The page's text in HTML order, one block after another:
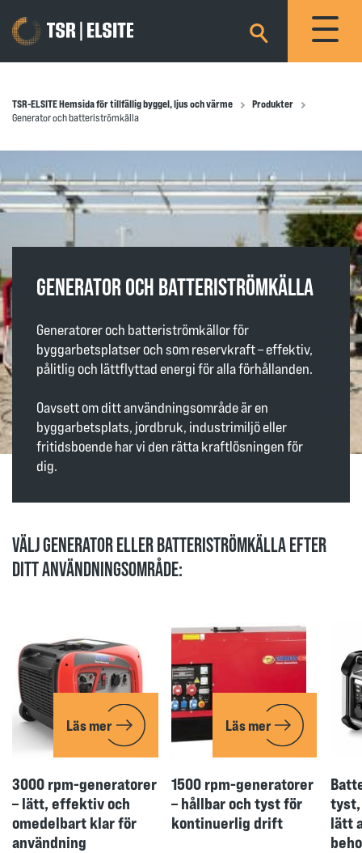
×
TSR-ELSITE Hemsida för tillfällig byggel, ljus och värme
Produkter
Generator och batteriströmkälla
GENERATOR OCH BATTERISTRÖMKÄLLA
Generatorer och batteriströmkällor för
byggarbetsplatser och som reservkraft – effektiv,
pålitlig och lättflyttad energi för alla förhållanden.
Oavsett om ditt användningsområde är en
byggarbetsplats, jordbruk, industrimiljö eller
fritidsboende har vi den rätta kraftlösningen för
dig.
VÄLJ GENERATOR ELLER BATTERISTRÖMKÄLLA EFTER
DITT ANVÄNDNINGSOMRÅDE:
Läs mer
3000 rpm-generatorer
– lätt, effektiv och
omedelbart klar för
användning
Läs mer
1500 rpm-generatorer
– hållbar och tyst för
kontinuerlig drift
lätt